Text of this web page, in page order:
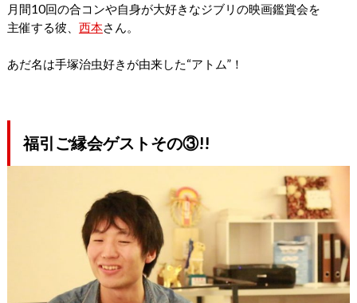
月間10回の合コンや自身が大好きなジブリの映画鑑賞会を
主催する彼、 西本さん。
あだ名は手塚治虫好きが由来した“アトム”！
福引ご縁会ゲストその③!!